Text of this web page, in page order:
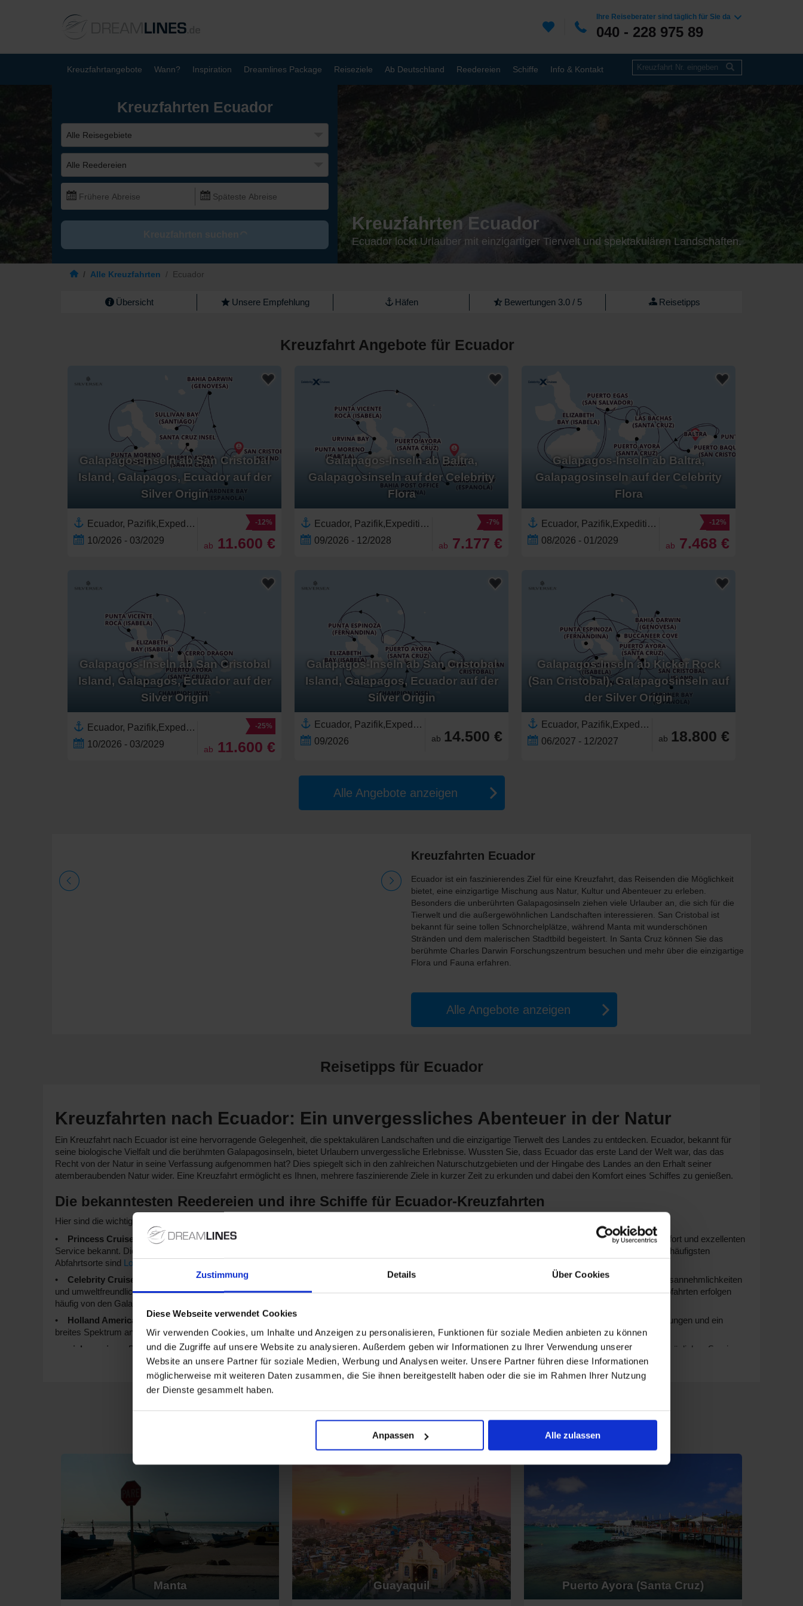
Zustimmung Details Über Cookies
Diese Webseite verwendet Cookies
Wir verwenden Cookies, um Inhalte und Anzeigen zu personalisieren, Funktionen für soziale Medien anbieten zu können
und die Zugriffe auf unsere Website zu analysieren. Außerdem geben wir Informationen zu Ihrer Verwendung unserer
Website an unsere Partner für soziale Medien, Werbung und Analysen weiter. Unsere Partner führen diese Informationen
möglicherweise mit weiteren Daten zusammen, die Sie ihnen bereitgestellt haben oder die sie im Rahmen Ihrer Nutzung
der Dienste gesammelt haben.
Anpassen Alle zulassen
Ihre Reiseberater sind täglich für Sie da
040 - 228 975 89
Kreuzfahrtangebote Wann? Inspiration Dreamlines Package Reiseziele Ab Deutschland Reedereien Schiffe Info & Kontakt
Kreuzfahrten Ecuador
Alle Reisegebiete
Alle Reedereien
Kreuzfahrten Ecuador
Ecuador lockt Urlauber mit einzigartiger Tierwelt und spektakulären Landschaften.
/ Alle Kreuzfahrten / Ecuador
Übersicht Unsere Empfehlung Häfen Bewertungen 3.0 / 5 Reisetipps
Kreuzfahrt Angebote für Ecuador
Galapagos-Inseln ab San Cristobal
Island, Galapagos, Ecuador auf der
Silver Origin
Ecuador, Pazifik,Expedition,Galapagos-Inseln
10/2026 - 03/2029
-12%
ab 11.600 €
Galapagos-Inseln ab Baltra,
Galapagosinseln auf der Celebrity
Flora
Ecuador, Pazifik,Expedition,Galapagos-Inseln
09/2026 - 12/2028
-7%
ab 7.177 €
Galapagos-Inseln ab Baltra,
Galapagosinseln auf der Celebrity
Flora
Ecuador, Pazifik,Expedition,Galapagos-Inseln
08/2026 - 01/2029
-12%
ab 7.468 €
Galapagos-Inseln ab San Cristobal
Island, Galapagos, Ecuador auf der
Silver Origin
Ecuador, Pazifik,Expedition,Galapagos-Inseln
10/2026 - 03/2029
-25%
ab 11.600 €
Galapagos-Inseln ab San Cristobal
Island, Galapagos, Ecuador auf der
Silver Origin
Ecuador, Pazifik,Expedition,Galapagos-Inseln
09/2026
ab 14.500 €
Galapagos-Inseln ab Kicker Rock
(San Cristobal), Galapagosinseln auf
der Silver Origin
Ecuador, Pazifik,Expedition,Galapagos-Inseln
06/2027 - 12/2027
ab 18.800 €
Alle Angebote anzeigen
Kreuzfahrten Ecuador
Ecuador ist ein faszinierendes Ziel für eine Kreuzfahrt, das Reisenden die Möglichkeit
bietet, eine einzigartige Mischung aus Natur, Kultur und Abenteuer zu erleben.
Besonders die unberührten Galapagosinseln ziehen viele Urlauber an, die sich für die
Tierwelt und die außergewöhnlichen Landschaften interessieren. San Cristobal ist
bekannt für seine tollen Schnorchelplätze, während Manta mit wunderschönen
Stränden und dem malerischen Stadtbild begeistert. In Santa Cruz können Sie das
berühmte Charles Darwin Forschungszentrum besuchen und mehr über die einzigartige
Flora und Fauna erfahren.
Alle Angebote anzeigen
Reisetipps für Ecuador
Kreuzfahrten nach Ecuador: Ein unvergessliches Abenteuer in der Natur
Ein Kreuzfahrt nach Ecuador ist eine hervorragende Gelegenheit, die spektakulären Landschaften und die einzigartige Tierwelt des Landes zu entdecken. Ecuador, bekannt für
seine biologische Vielfalt und die berühmten Galapagosinseln, bietet Urlaubern unvergessliche Erlebnisse. Wussten Sie, dass Ecuador das erste Land der Welt war, das das
Recht von der Natur in seine Verfassung aufgenommen hat? Dies spiegelt sich in den zahlreichen Naturschutzgebieten und der Hingabe des Landes an den Erhalt seiner
atemberaubenden Natur wider. Eine Kreuzfahrt ermöglicht es Ihnen, mehrere faszinierende Ziele in kurzer Zeit zu erkunden und dabei den Komfort eines Schiffes zu genießen.
Die bekanntesten Reedereien und ihre Schiffe für Ecuador-Kreuzfahrten
Hier sind die wichtigsten Reedereien, die spannende Reisen nach Ecuador anbieten:
Princess Cruises:
Mit einer Flotte von 17 Schiffen bieten 2 davon Reisen nach Ecuador an. Die
sind für ihren Komfort und exzellenten
Service bekannt. Diese Schiffe bieten vielfältige Unterhaltungsmöglichkeiten, darunter ein Spa- und Wellnessangebot für entspannende Momente an Bord. Die häufigsten
Abfahrtsorte sind Los Angeles
Celebrity Cruises:
Diese Reederei hat 16 Schiffe, von denen 3 nach Ecuador fahren. Die Celebrity Xpeditionsind bekannt für ihre Luxusannehmlichkeiten
und umweltfreundlichen Praktiken. Sie bieten exklusive Landgänge und maßgeschneiderte Exkursionen an, die ein authentisches Erlebnis ermöglichen. Die Abfahrten erfolgen
häufig von den Galapagosinseln.
Holland America Line:Mit einer Flotte von 11 Schiffen, fahren 3 nach Ecuador. Die
zeichnen sich durch ihre eleganten Einrichtungen und ein
breites Spektrum an Aktivitäten an Bord aus. Häufige Abfahrtsorte sindFort LauderdaleoderSan Antonio.
nicko cruises:
Diese Reederei hat 17 Schiffe, von denen 1 nach Ecuador fährt. DieVASCO DA GAMAist bekannt für ihre gemütliche Atmosphäre und persönlichen Service.
Sie bietet auch thematische Reisen an. Abfahrtsorte sind meistensHamburg, aber auch Panama Cityoder Isla de Cioba.
Cunard hat 4 Schiffe, von denen 1 nach Ecuador fährt, dieQueen Victoria. Sie sind bekannt für ihren klassischen Stil und herausragenden Service an Bord. Abfahrten
erfolgen meist von Hamburg oderSantiago de Chile.
Luxus- und Kleinschiff-Kreuzfahrten nach Ecuador
Für eine noch exklusivere Erfahrung, wählen Sie folgende Luxus- und Kleinschiff-Reedereien:
Silver OriginundSilver Raykombinieren hohen Komfort mit exzellentem Service und kulinarischen Erlebnissen. Die
Schiffe verfügen über großzügige Suiten und bieten einzigartige Landausflüge. Abfahrten erfolgen oft von San Cristobal oder Fort Lauderdale.
Hurtigruten Expeditions:
sind für ihre Expeditionsreisen bekannt, die sich auf
nachhaltigen Tourismus und umweltfreundliche Operationen konzentrieren. Häufige Abfahrtsorte sind die Galapagosinseln oder
Valparaíso
Diese Reederei hat 8 Schiffe, von denen 2 Reisen nach Ecuador anbieten. Die Marina und
bieten exquisite Speisen und maßgeschneiderte
Reiseerlebnisse. Abfahrtsorte sind häufig Miami oder Los Angeles.
Hapag Lloyd:
Mit einer Flotte von 5 Schiffen, die 2 nach Ecuador anbieten. DieHANSEATIC inspirationund HANSEATIC nature
bieten ein intimes Erlebnis mit einem Fokus
auf Natur und Tierbeobachtungen. Abfahrtsorte sind meist
Colónoder Callao/Lima.
Azamara Cruises:Mit 4 Schiffen bietet 2 davon Reisen nach Ecuador an. DieAzamara Journey undAzamara Onward
bieten ein einzigartiges Kreuzfahrterlebnis mit einem
persönlichen Touch. Abfahrten erfolgen häufig von Miami.
Mehr anzeigen
Top Häfen in Ecuador
Manta Guayaquil Puerto Ayora (Santa Cruz)